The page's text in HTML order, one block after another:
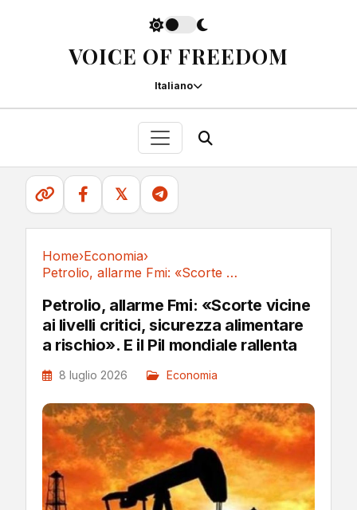
VOICE OF FREEDOM
Italiano
𝕏
Home›Economia›
Petrolio, allarme Fmi: «Scorte vicine ai...
Petrolio, allarme Fmi: «Scorte vicine
ai livelli critici, sicurezza alimentare
a rischio». E il Pil mondiale rallenta
8 luglio 2026 Economia